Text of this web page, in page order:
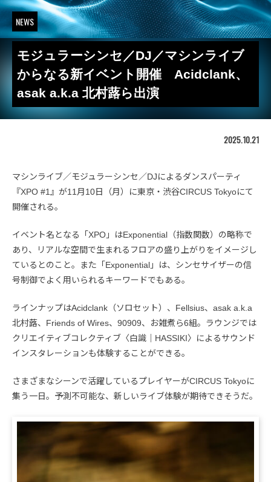
NEWS
モジュラーシンセ／DJ／マシンライブ
からなる新イベント開催 Acidclank、
asak a.k.a 北村蕗ら出演
2025.10.21
マシンライブ／モジュラーシンセ／DJによるダンスパーティ
『XPO #1』が11月10日（月）に東京・渋谷CIRCUS Tokyoにて
開催される。
イベント名となる「XPO」はExponential（指数関数）の略称で
あり、リアルな空間で生まれるフロアの盛り上がりをイメージし
ているとのこと。また「Exponential」は、シンセサイザーの信
号制御でよく用いられるキーワードでもある。
ラインナップはAcidclank（ソロセット）、Fellsius、asak a.k.a
北村蕗、Friends of Wires、90909、お雑煮ら6組。ラウンジでは
クリエイティブコレクティブ〈白識｜HASSIKI〉によるサウンド
インスタレーションも体験することができる。
さまざまなシーンで活躍しているプレイヤーがCIRCUS Tokyoに
集う一日。予測不可能な、新しいライブ体験が期待できそうだ。